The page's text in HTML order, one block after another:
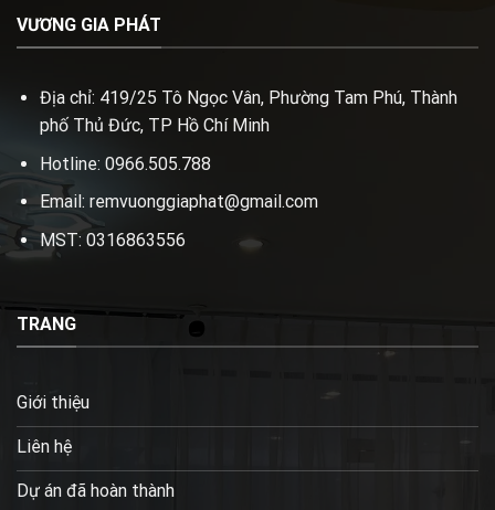
VƯƠNG GIA PHÁT
Địa chỉ: 419/25 Tô Ngọc Vân, Phường Tam Phú, Thành
phố Thủ Đức, TP Hồ Chí Minh
Hotline: 0966.505.788
Email: remvuonggiaphat@gmail.com
MST: 0316863556
TRANG
Giới thiệu
Liên hệ
Dự án đã hoàn thành